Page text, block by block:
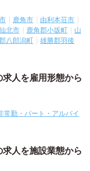
鹿角市
由利本荘市
北市 鹿角郡小坂町
山
八郎潟町
雄勝郡羽後
人を雇用形態から
常勤・パート・アルバイ
人を施設業態から